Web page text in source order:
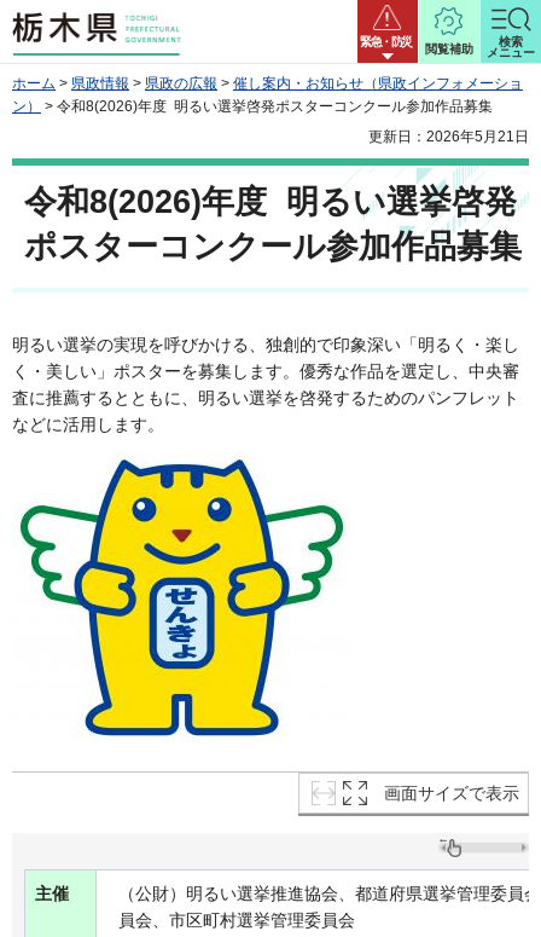
栃木県 緊急・防災
閲覧補助
検索
メニュー
ホーム > 県政情報 > 県政の広報 > 催し案内・お知らせ（県政インフォメーショ
ン）
> 令和8(2026)年度 明るい選挙啓発ポスターコンクール参加作品募集
更新日：2026年5月21日
令和8(2026)年度 明るい選挙啓発
ポスターコンクール参加作品募集
明るい選挙の実現を呼びかける、独創的で印象深い「明るく・楽し
く・美しい」ポスターを募集します。優秀な作品を選定し、中央審
査に推薦するとともに、明るい選挙を啓発するためのパンフレット
などに活用します。
画面サイズで表示
主催
（公財）明るい選挙推進協会、都道府県選挙管理委員
員会、市区町村選挙管理委員会